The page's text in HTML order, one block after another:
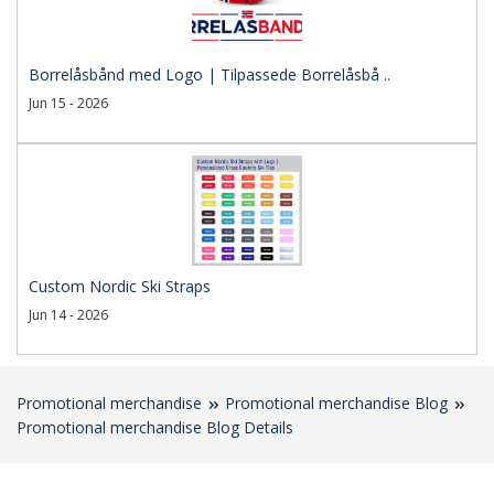
Borrelåsbånd med Logo | Tilpassede Borrelåsbå ..
Jun 15 - 2026
Custom Nordic Ski Straps
Jun 14 - 2026
Promotional merchandise
Promotional merchandise Blog
Promotional merchandise Blog Details